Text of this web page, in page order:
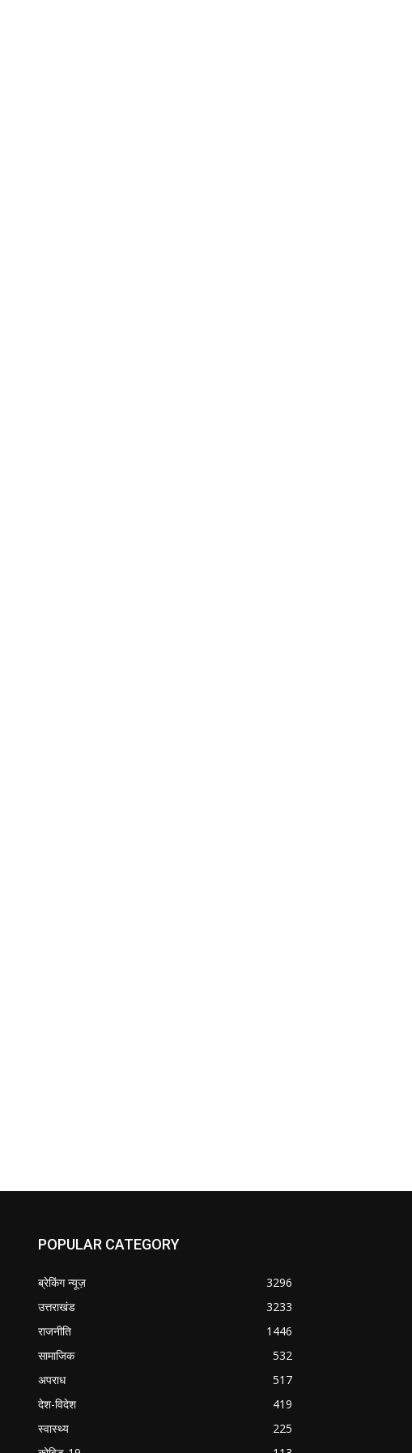
POPULAR CATEGORY
ब्रेकिंग न्यूज़
3296
उत्तराखंड
3233
राजनीति
1446
सामाजिक
532
अपराध
517
देश-विदेश
419
स्वास्थ्य
225